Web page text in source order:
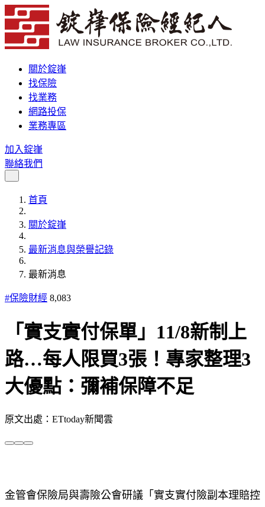
關於錠嵂
找保險
找業務
網路投保
業務專區
加入錠嵂
聯絡我們
首頁
關於錠嵂
最新消息與榮譽記錄
最新消息
#保險財經 8,083
「實支實付保單」11/8新制上
路…每人限買3張！專家整理3
大優點：彌補保障不足
原文出處：ETtoday新聞雲
金管會保險局與壽險公會研議「實支實付險副本理賠控